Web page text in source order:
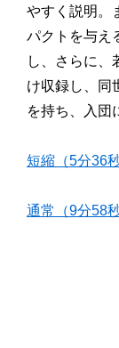
やすく説明。
パクトを与え
し、さらに、
け収録し、同
を持ち、入団
短縮（5分36秒
通常（9分58秒